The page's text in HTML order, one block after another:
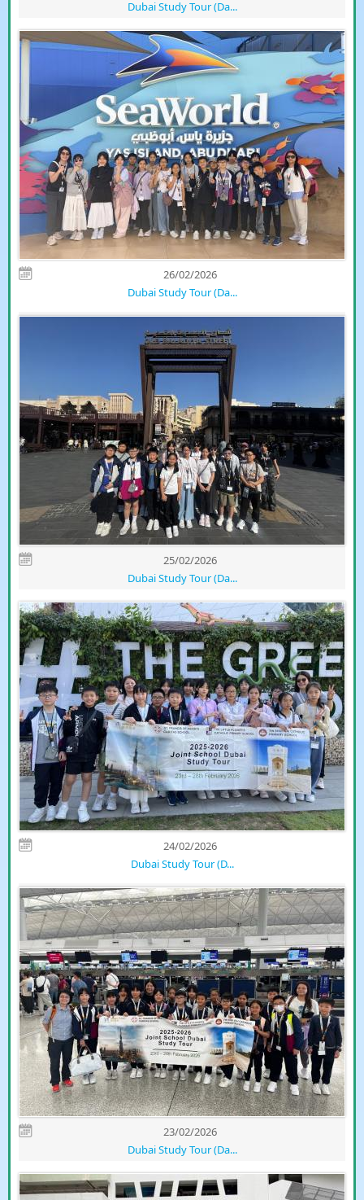
Dubai Study Tour (Da...
26/02/2026
Dubai Study Tour (Da...
25/02/2026
Dubai Study Tour (Da...
24/02/2026
Dubai Study Tour (D...
23/02/2026
Dubai Study Tour (Da...